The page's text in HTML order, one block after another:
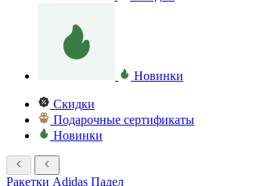
Новинки
Скидки
Подарочные сертификаты
Новинки
Ракетки Adidas Падел